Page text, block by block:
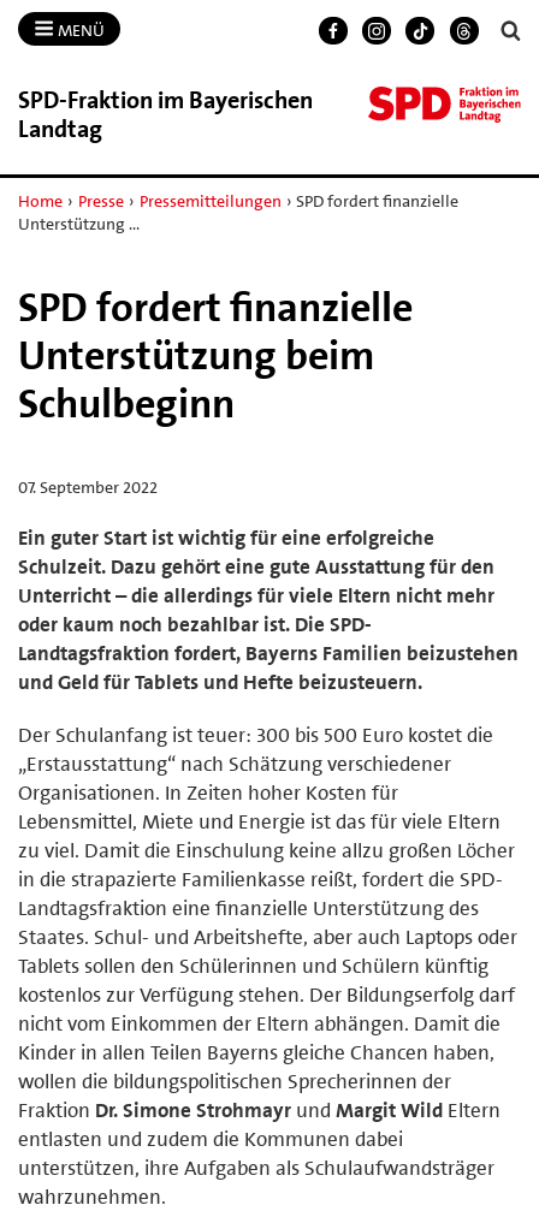
MENÜ
SPD-​Fraktion im Bayerischen
Landtag
Home › Presse › Pressemitteilungen › SPD fordert finanzielle
Unterstützung …
SPD fordert finanzielle
Unterstützung beim
Schulbeginn
07. September 2022
Ein guter Start ist wichtig für eine erfolgreiche
Schulzeit. Dazu gehört eine gute Ausstattung für den
Unterricht – die allerdings für viele Eltern nicht mehr
oder kaum noch bezahlbar ist. Die SPD-
Landtagsfraktion fordert, Bayerns Familien beizustehen
und Geld für Tablets und Hefte beizusteuern.
Der Schulanfang ist teuer: 300 bis 500 Euro kostet die
„Erstausstattung“ nach Schätzung verschiedener
Organisationen. In Zeiten hoher Kosten für
Lebensmittel, Miete und Energie ist das für viele Eltern
zu viel. Damit die Einschulung keine allzu großen Löcher
in die strapazierte Familienkasse reißt, fordert die SPD-
Landtagsfraktion eine finanzielle Unterstützung des
Staates. Schul- und Arbeitshefte, aber auch Laptops oder
Tablets sollen den Schülerinnen und Schülern künftig
kostenlos zur Verfügung stehen. Der Bildungserfolg darf
nicht vom Einkommen der Eltern abhängen. Damit die
Kinder in allen Teilen Bayerns gleiche Chancen haben,
wollen die bildungspolitischen Sprecherinnen der
Fraktion Dr. Simone Strohmayr und Margit Wild Eltern
entlasten und zudem die Kommunen dabei
unterstützen, ihre Aufgaben als Schulaufwandsträger
wahrzunehmen.